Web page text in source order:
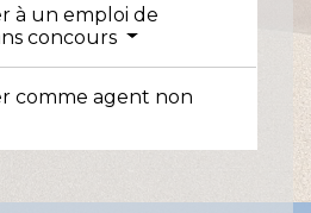
à un emploi de
concours
comme agent non